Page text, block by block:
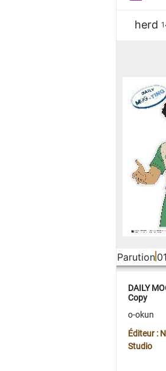
herd
Parution
DAILY
Copy
o-okun
Éditeur :
Studio